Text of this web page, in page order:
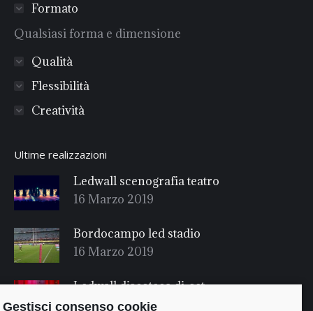
Gestisci consenso cookie
Formato
Qualsiasi forma e dimensione
Qualità
Flessibilità
Creatività
Ultime realizzazioni
Ledwall scenografia teatro
16 Marzo 2019
Bordocampo led stadio
16 Marzo 2019
Ledwall discoteca dj-set
16 Marzo 2019